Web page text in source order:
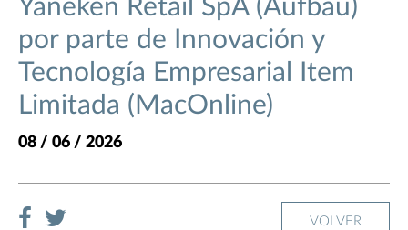
Yáneken Retail SpA (Aufbau)
por parte de Innovación y
Tecnología Empresarial Item
Limitada (MacOnline)
08 / 06 / 2026
VOLVER